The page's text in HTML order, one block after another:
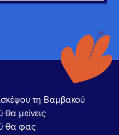
τη Βαμβακού
θα μείνεις
θα φας